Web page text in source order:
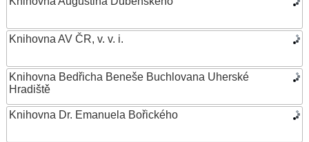
Knihovna AV ČR, v. v. i.
Knihovna Bedřicha Beneše Buchlovana Uherské
Hradiště
Knihovna Dr. Emanuela Bořického